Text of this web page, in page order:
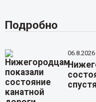
Подробно